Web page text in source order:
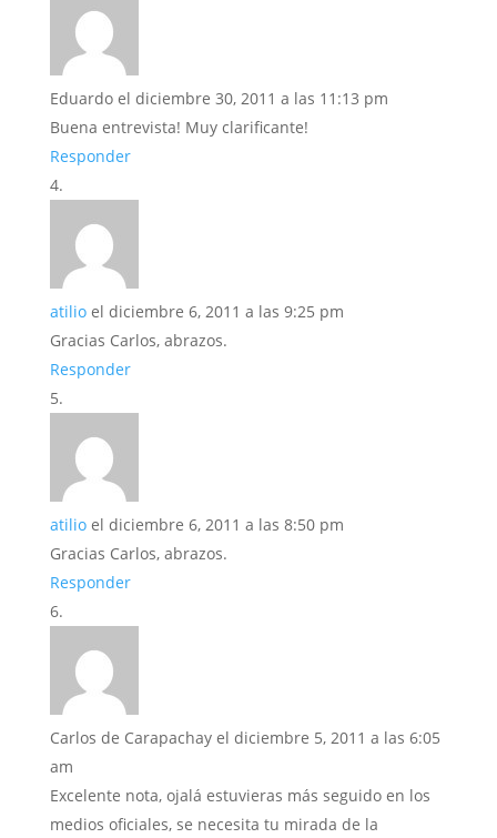
Eduardo el diciembre 30, 2011 a las 11:13 pm
Buena entrevista! Muy clarificante!
Responder
atilio el diciembre 6, 2011 a las 9:25 pm
Gracias Carlos, abrazos.
Responder
atilio el diciembre 6, 2011 a las 8:50 pm
Gracias Carlos, abrazos.
Responder
Carlos de Carapachay el diciembre 5, 2011 a las 6:05
am
Excelente nota, ojalá estuvieras más seguido en los
medios oficiales, se necesita tu mirada de la